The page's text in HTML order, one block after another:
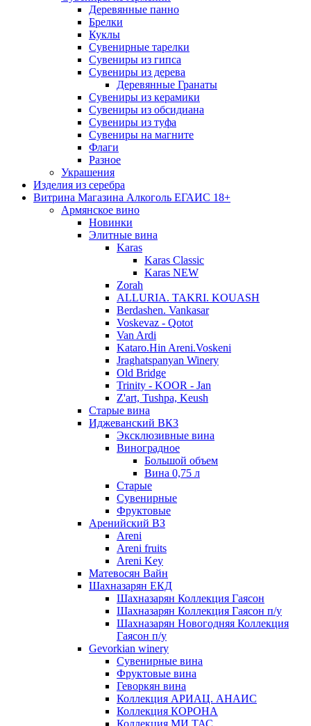
Деревянные панно
Брелки
Куклы
Сувенирные тарелки
Сувениры из гипса
Сувениры из дерева
Деревянные Гранаты
Сувениры из керамики
Сувениры из обсидиана
Сувениры из туфа
Сувениры на магните
Флаги
Разное
Украшения
Изделия из серебра
Витрина Магазина Алкоголь ЕГАИС 18+
Армянское вино
Новинки
Элитные вина
Karas
Karas Classic
Karas NEW
Zorah
ALLURIA. TAKRI. KOUASH
Berdashen. Vankasar
Voskevaz - Qotot
Van Ardi
Kataro.Hin Areni.Voskeni
Jraghatspanyan Winery
Old Bridge
Trinity - KOOR - Jan
Z'art, Tushpa, Keush
Старые вина
Иджеванский ВК3
Эксклюзивные вина
Виноградное
Большой объем
Вина 0,75 л
Старые
Сувенирные
Фруктовые
Аренийский ВЗ
Areni
Areni fruits
Areni Key
Матевосян Вайн
Шахназарян ЕКД
Шахназарян Коллекция Гаясон
Шахназарян Коллекция Гаясон п/у
Шахназарян Новогодняя Коллекция
Гаясон п/у
Gevorkian winery
Сувенирные вина
Фруктовые вина
Геворкян вина
Коллекция АРИАЦ. АНАИС
Коллекция КОРОНА
Коллекция МИ ТАС